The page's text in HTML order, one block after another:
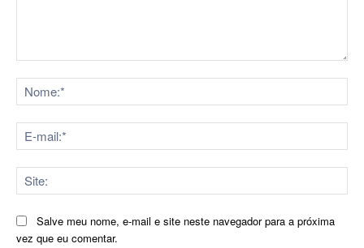
Salve meu nome, e-mail e site neste navegador para a próxima
vez que eu comentar.